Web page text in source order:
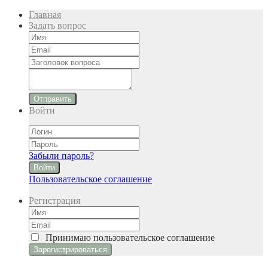
Главная
Задать вопрос
Отправить
Войти
Забыли пароль?
Войти
Пользовательское соглашение
Регистрация
Принимаю пользовательское соглашение